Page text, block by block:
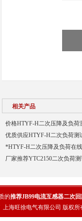
相关产品
价格HTYF-H二次压降及负荷
优质供应HTYF-H二次负荷测
*HTYF-H二次压降及负荷在
厂家推荐YTC2150二次负荷
的推荐JB99电流互感器二次
上海旺徐电气有限公司 版权